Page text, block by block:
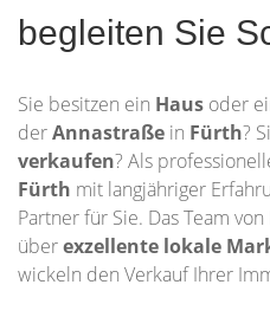
begleiten Sie
Sie besitzen ein Haus oder
derAnnastraße in Fürth?
verkaufen? Als
Fürth mit langjähriger
Partner für Sie. Das Team
überexzellente lokale
wickeln den Verkauf Ihrer